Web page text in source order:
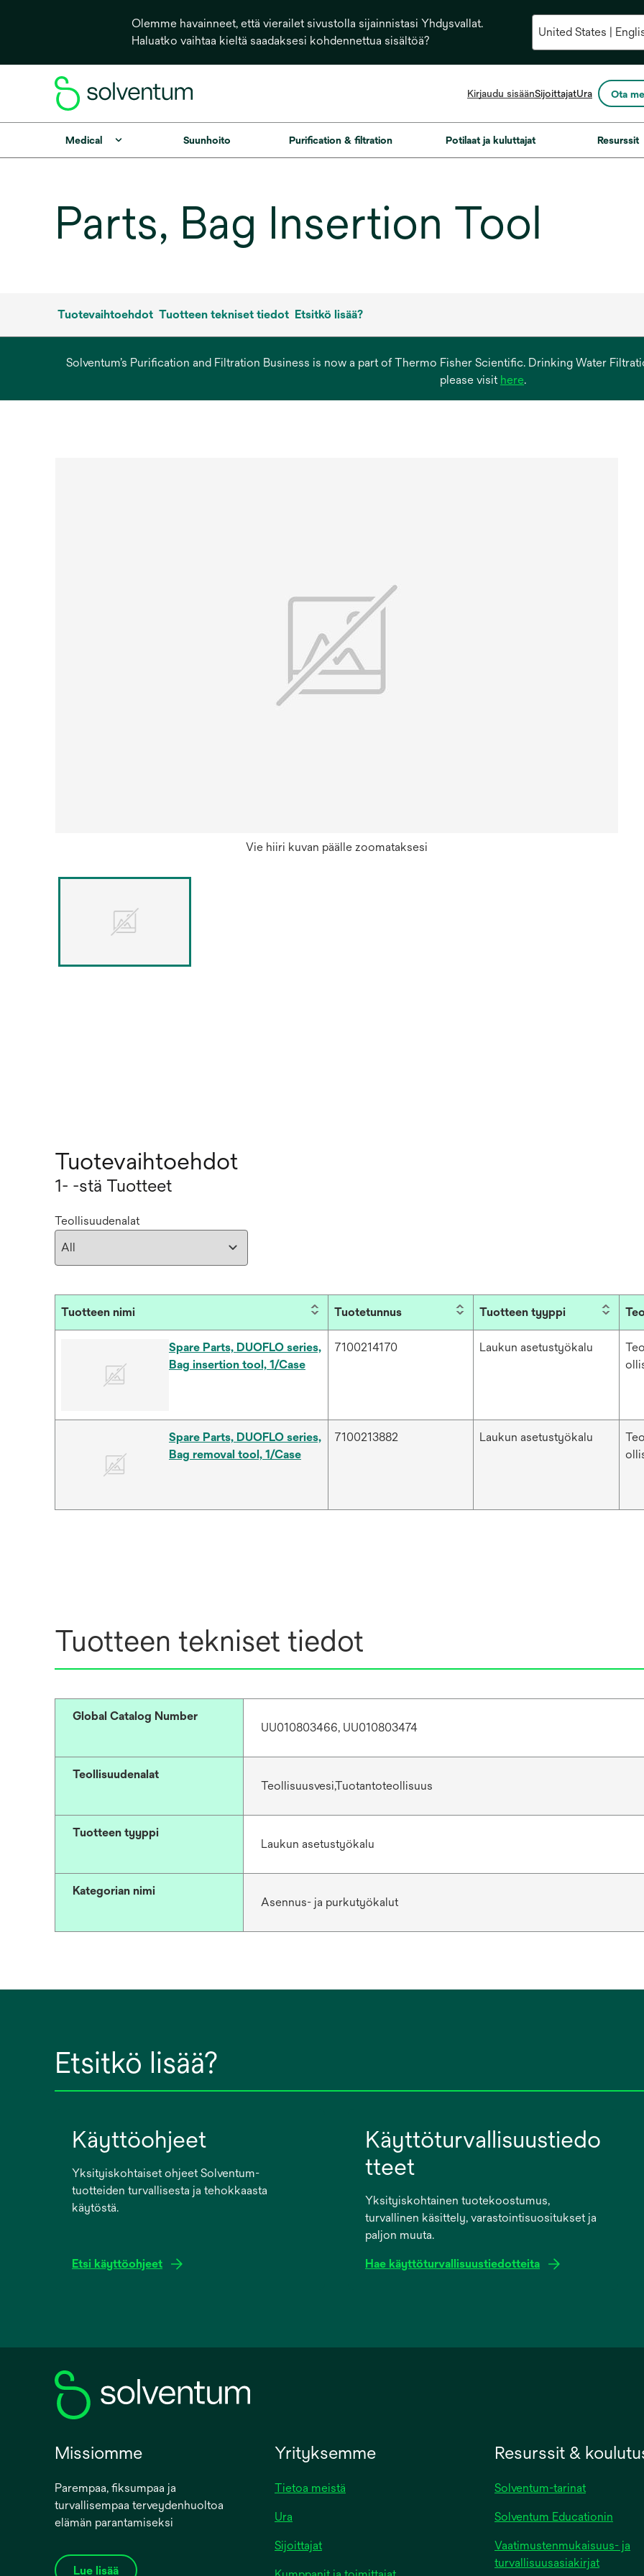
Olemme havainneet, että vierailet sivustolla sijainnistasi Yhdysvallat.
Haluatko vaihtaa kieltä saadaksesi kohdennettua sisältöä?
Kirjaudu sisäänSijoittajatopens
a
Ura Ota
Medical Suunhoito Purification & filtration Potilaat ja kuluttajat Resurssit
Parts, Bag Insertion Tool
Tuotevaihtoehdot Tuotteen tekniset tiedot Etsitkö lisää?
Solventum’s Purification and Filtration Business is now a part of Thermo Fisher Scientific. Drinking Water
please visit hereopens
.
Vie hiiri kuvan päälle zoomataksesi
Tuotevaihtoehdot
1- -stä Tuotteet
Teollisuudenalat
Tuotteen nimi Tuotetunnus Tuotteen tyyppi
Spare Parts, DUOFLO series,
Bag insertion tool, 1/Case
7100214170 Laukun asetustyökalu
Spare Parts, DUOFLO series,
Bag removal tool, 1/Case
7100213882 Laukun asetustyökalu
Tuotteen tekniset tiedot
Global Catalog Number
UU010803466, UU010803474
Teollisuudenalat
Teollisuusvesi,Tuotantoteollisuus
Tuotteen tyyppi
Laukun asetustyökalu
Kategorian nimi
Asennus- ja purkutyökalut
Etsitkö lisää?
Käyttöohjeet
Yksityiskohtaiset ohjeet Solventum-
tuotteiden turvallisesta ja tehokkaasta
käytöstä.
Etsi käyttöohjeet
new
Käyttöturvallisuustiedo
tteet
Yksityiskohtainen tuotekoostumus,
turvallinen käsittely, varastointisuositukset ja
paljon muuta.
Hae käyttöturvallisuustiedotteita
new
Missiomme
Parempaa, fiksumpaa ja
turvallisempaa terveydenhuoltoa
elämän parantamiseksi
Lue lisää
Yrityksemme
Tietoa meistä
Ura
Sijoittajat
Resurssit &
Solventum-tarinat
Solventum Educationin
Vaatimustenmukaisuus- ja
turvallisuusasiakirjat